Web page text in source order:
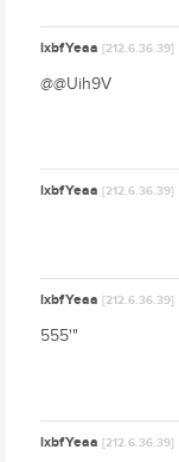
lxbfYeaa[212.6.36.39]
@@Uih9V
lxbfYeaa[212.6.36.39]
lxbfYeaa[212.6.36.39]
555'"
lxbfYeaa[212.6.36.39]